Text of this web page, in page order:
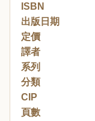
ISBN
出版日期
定價
譯者
系列
分類
CIP
頁數